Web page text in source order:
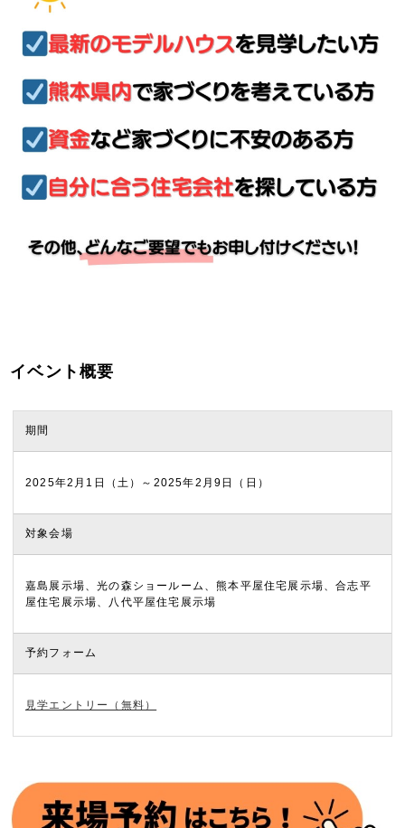
イベント概要
期間
2025年2月1日（土）～2025年2月9日（日）
対象会場
嘉島展示場、光の森ショールーム、熊本平屋住宅展示場、合志平
屋住宅展示場、八代平屋住宅展示場
予約フォーム
見学エントリー（無料）